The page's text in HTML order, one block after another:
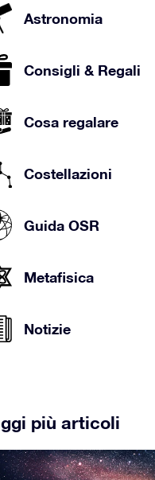
Astronomia
Consigli & Regali
Cosa regalare
Costellazioni
Guida OSR
Metafisica
Notizie
più articoli